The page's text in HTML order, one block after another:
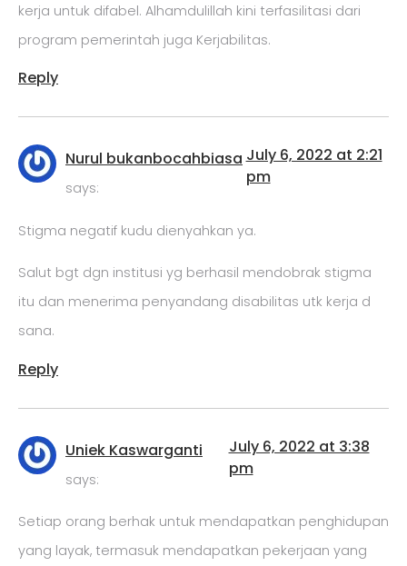
kerja untuk difabel. Alhamdulillah kini terfasilitasi dari
program pemerintah juga Kerjabilitas.
Reply
Nurul bukanbocahbiasa
says:
July 6, 2022 at 2:21
pm
Stigma negatif kudu dienyahkan ya.
Salut bgt dgn institusi yg berhasil mendobrak stigma
itu dan menerima penyandang disabilitas utk kerja d
sana.
Reply
Uniek Kaswarganti
says:
July 6, 2022 at 3:38
pm
Setiap orang berhak untuk mendapatkan penghidupan
yang layak, termasuk mendapatkan pekerjaan yang